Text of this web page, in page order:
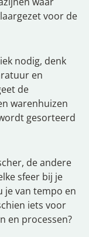
voor de
nodig, denk
en
de
warenhuizen
gesorteerd
de andere
sfeer bij je
je van tempo en
iets voor
en processen?